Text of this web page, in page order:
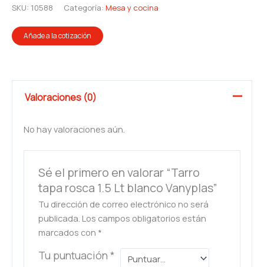
SKU: 10588 Categoría: Mesa y cocina
Añade a la cotización
Valoraciones (0)
No hay valoraciones aún.
Sé el primero en valorar “Tarro
tapa rosca 1.5 Lt blanco Vanyplas”
Tu dirección de correo electrónico no será
publicada. Los campos obligatorios están
marcados con *
Tu puntuación*